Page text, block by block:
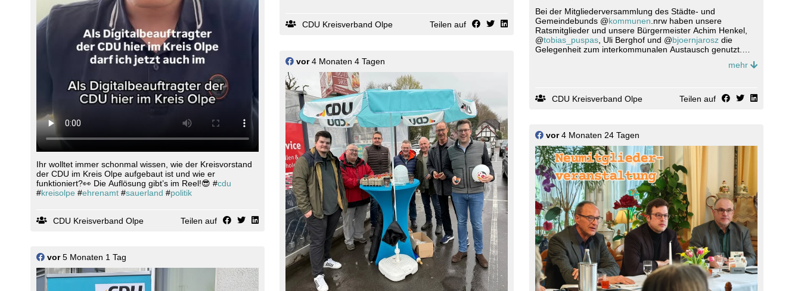
Ihr wolltet immer schonmal wissen, wie der Kreisvorstand
der CDU im Kreis Olpe aufgebaut ist und wie er
funktioniert?👀 Die Auflösung gibt’s im Reel!😎 #cdu
#kreisolpe #ehrenamt#sauerland #politik
CDU Kreisverband Olpe Teilen auf
📸Jörn Maximowitz, Jan Düfelsiek, Pia Mertens,
CDU Kreisverband Olpe Teilen auf
Bei der Mitgliederversammlung des Städte- und
Gemeindebunds @kommunen .nrw haben unsere
Ratsmitglieder und unsere Bürgermeister Achim Henkel,
@tobias_puspas, Uli Berghof und @bjoernjaroszdie
Gelegenheit zum interkommunalen Austausch genutzt.
In vielen Gesprächen mit der "kommunalen Familie" aus
kommunennrw
mehr
CDU Kreisverband Olpe Teilen auf
vor4 Monaten 4 Tagen
vor4 Monaten 24 Tagen
vor5 Monaten 1 Tag